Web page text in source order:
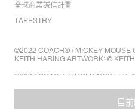
目
全球商業誠信計畫
TAPESTRY
©2022 COACH® / MICKEY MOUSE
KEITH HARING ARTWORK: ©
©2022 COACH IP HOLDINGS LLC.